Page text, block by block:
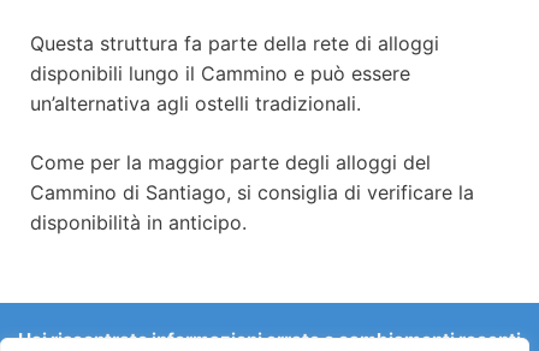
Questa struttura fa parte della rete di alloggi
disponibili lungo il Cammino e può essere
un’alternativa agli ostelli tradizionali.
Come per la maggior parte degli alloggi del
Cammino di Santiago, si consiglia di verificare la
disponibilità in anticipo.
Hai riscontrato informazioni errate o cambiamenti recenti